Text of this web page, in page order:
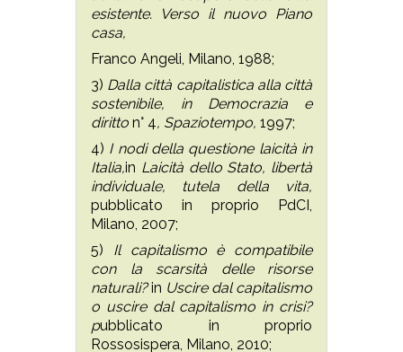
esistente. Verso il nuovo Piano
casa,
Franco Angeli, Milano, 1988;
3) Dalla città capitalistica alla città
sostenibile, in Democrazia e
diritto n° 4, Spaziotempo, 1997;
4) I nodi della questione laicità in
Italia,in Laicità dello Stato, libertà
individuale, tutela della vita,
pubblicato in proprio PdCI,
Milano, 2007;
5) Il capitalismo è compatibile
con la scarsità delle risorse
naturali?in Uscire dal capitalismo
o uscire dal capitalismo in crisi?
pubblicato in proprio
Rossosispera, Milano, 2010;